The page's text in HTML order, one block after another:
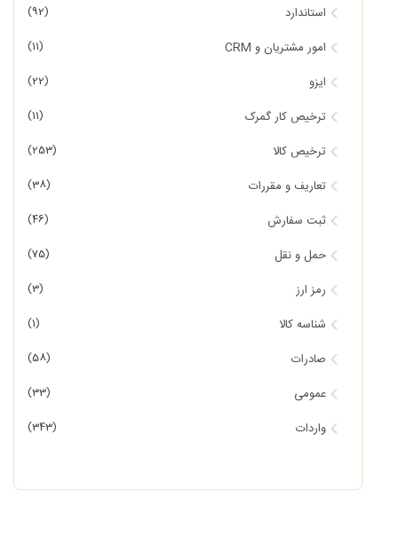
استاندارد (92)
امور مشتریان و CRM (11)
ایزو (22)
ترخیص کار گمرک (11)
ترخیص کالا (253)
تعاریف و مقررات (38)
ثبت سفارش (46)
حمل و نقل (75)
رمز ارز (3)
شناسه کالا (1)
صادرات (58)
عمومی (33)
واردات (343)